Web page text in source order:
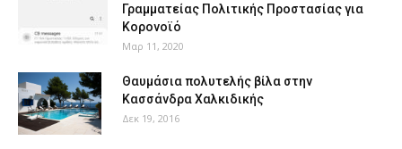
Γραμματείας Πολιτικής Προστασίας για
Κορονοϊό
Μαρ 11, 2020
Θαυμάσια πολυτελής βίλα στην
Κασσάνδρα Χαλκιδικής
Δεκ 19, 2016